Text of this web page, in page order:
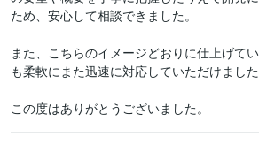
ため、安心して相談できました。
また、こちらのイメージどおりに仕上げて
も柔軟にまた迅速に対応していただけました
この度はありがとうございました。